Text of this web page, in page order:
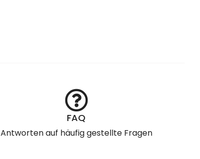
FAQ
Antworten auf häufig gestellte Fragen